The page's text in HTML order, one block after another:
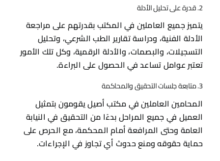
2. قدرة على تحليل الأدلة
يتميز جميع العاملين في المكتب بقدرتهم على مراجعة
الأدلة الفنية، ودراسة تقارير الطب الشرعي، وتحليل
التسجيلات، والبصمات، والأدلة الرقمية، وكل تلك الأمور
تعتبر عوامل تساعد في الحصول على البراءة.
3. متابعة جلسات التحقيق والمحاكمة
المحامين العاملين في مكتب أصيل يقومون بتمثيل
العميل في جميع المراحل بدءًا من التحقيق في النيابة
العامة وحتى المرافعة أمام المحكمة، مع الحرص على
حماية حقوقه ومنع حدوث أي تجاوز في الإجراءات.